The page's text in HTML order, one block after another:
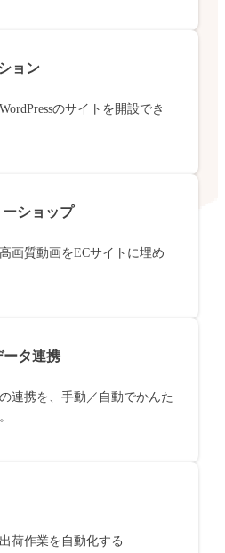
ョン
のサイトを開設でき
ショップ
画質動画をECサイトに埋め
ータ連携
連携を、手動／自動でかんた
荷作業を自動化する